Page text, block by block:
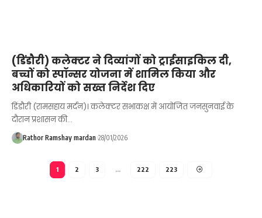
(डिंडौरी) कलेक्टर ने दिव्यांगों को ट्राईसाइकिल दी,
बच्चों को स्पॉन्सर योजना में शामिल किया और
अधिकारियों को सख्त निर्देश दिए
डिंडौरी (रामसहाय मर्दन)। कलेक्टर सभाकक्ष में आयोजित जनसुनवाई के
दौरान प्रशासन की…
Rathor Ramshay mardan 28/01/2026
1 2 3 … 222 223